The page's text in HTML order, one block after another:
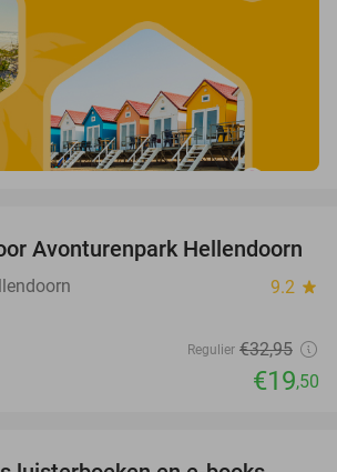
41%
Avonturenpark Hellendoorn
9.2 star
Regulier €32,95
€19,50